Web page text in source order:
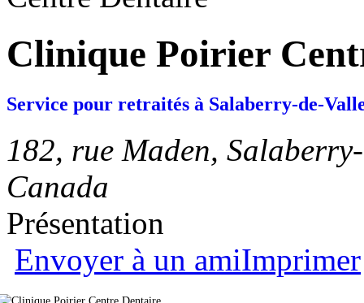
Clinique Poirier
Service pour retraités à Salaberry-de-
182, rue Maden,
Canada
Présentation
Envoyer à un amiImprimer